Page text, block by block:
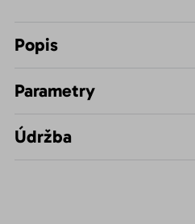
Popis
Parametry
Údržba